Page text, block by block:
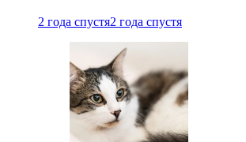
2 года спустя2 года спустя